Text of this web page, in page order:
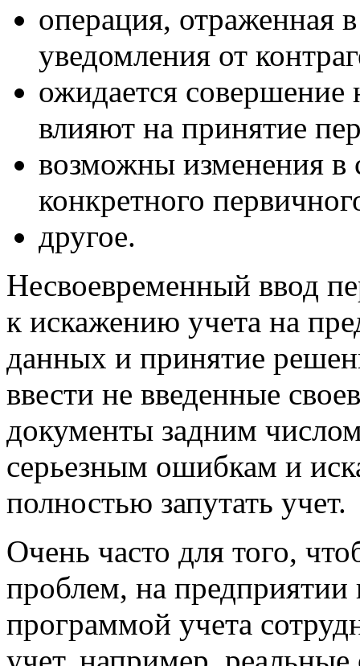
операция, отраженная
уведомления от
ожидается
влияют на принятие
возможны изменения в
конкретного
другое.
Несвоевременный ввод
к искажению учета на
данных и принятие
ввести не введенные
документы задним
серьезным ошибкам и
полностью запутать учет.
Очень часто для того,
проблем, на предприятии
программой учета